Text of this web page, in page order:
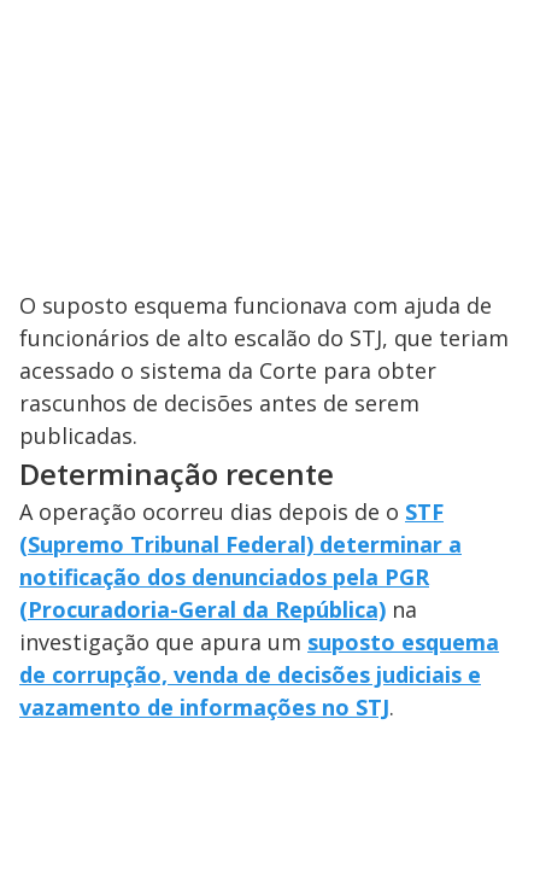
O suposto esquema funcionava com ajuda de
funcionários de alto escalão do STJ, que teriam
acessado o sistema da Corte para obter
rascunhos de decisões antes de serem
publicadas.
Determinação recente
A operação ocorreu dias depois de o STF
(Supremo Tribunal Federal) determinar a
notificação dos denunciados pela PGR
(Procuradoria-Geral da República) na
investigação que apura um suposto esquema
de corrupção, venda de decisões judiciais e
vazamento de informações no STJ.